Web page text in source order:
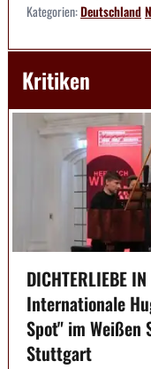
Kategorien:Deutschland
Kritiken
DICHTERLIEBE
Internationale
Spot" im Weißen
Stuttgart